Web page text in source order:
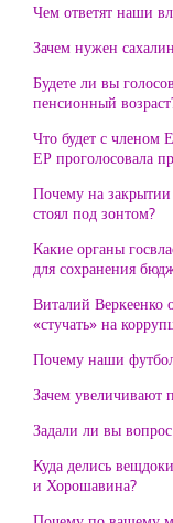
Чем ответят наши
Зачем нужен
Будете ли вы
пенсионный
Что будет с членом
ЕР проголосовала
Почему на
стоял под зонтом?
Какие органы
для сохранения
Виталий Веркеенко
«стучать» на
Почему наши
Зачем увеличивают
Задали ли вы
Куда делись
и Хорошавина?